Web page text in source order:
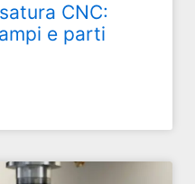
CNC:
e parti